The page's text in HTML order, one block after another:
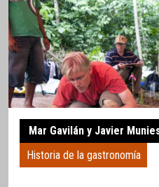
Mar Gavilán y Javier
Historia de la gastronomía